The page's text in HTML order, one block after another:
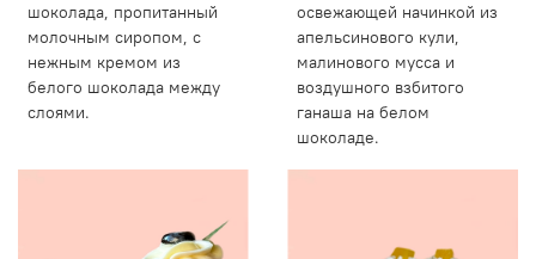
шоколада, пропитанный
молочным сиропом, с
нежным кремом из
белого шоколада между
слоями.
освежающей начинкой из
апельсинового кули,
малинового мусса и
воздушного взбитого
ганаша на белом
шоколаде.